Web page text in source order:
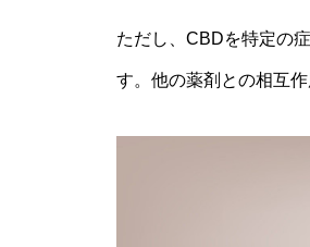
ただし、CBDを特定の
す。他の薬剤との相互